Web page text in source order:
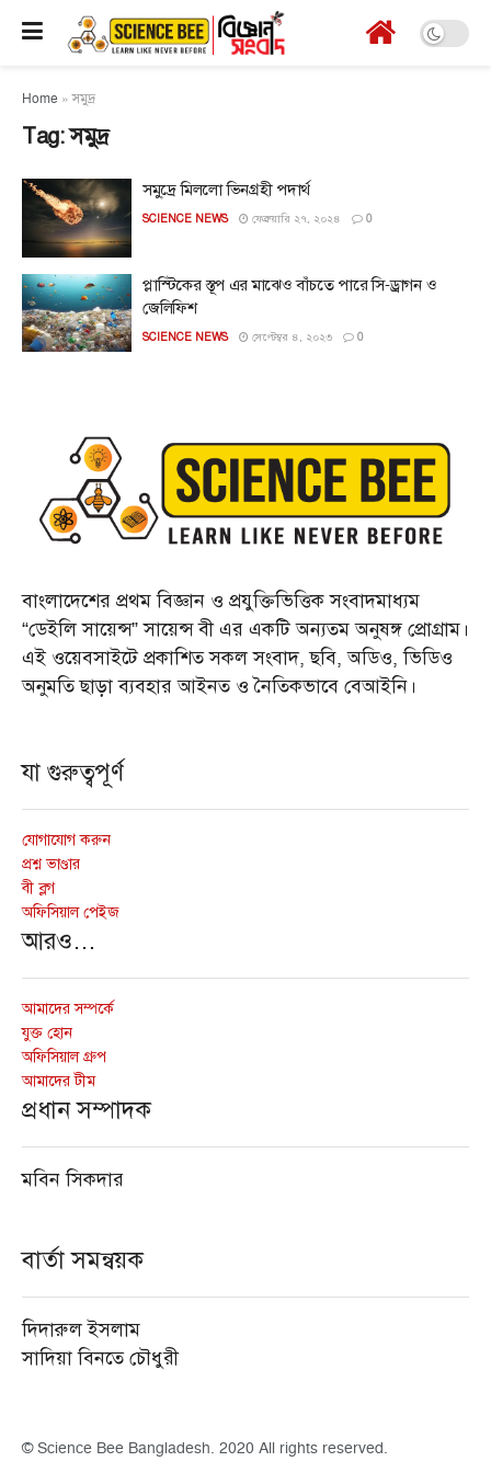
Home »সমুদ্র
Tag:সমুদ্র
সমু্দ্রে মিললো ভিনগ্রহী পদার্থ
SCIENCE NEWS ফেব্রুয়ারি ২৭, ২০২৪ 0
প্লাস্টিকের স্তূপ এর মাঝেও বাঁচতে পারে সি-ড্রাগন ও
জেলিফিশ
SCIENCE NEWS সেপ্টেম্বর ৪, ২০২৩ 0
বাংলাদেশের প্রথম বিজ্ঞান ও প্রযুক্তিভিত্তিক সংবাদমাধ্যম
“ডেইলি সায়েন্স” সায়েন্স বী এর একটি অন্যতম অনুষঙ্গ প্রোগ্রাম।
এই ওয়েবসাইটে প্রকাশিত সকল সংবাদ, ছবি, অডিও, ভিডিও
অনুমতি ছাড়া ব্যবহার আইনত ও নৈতিকভাবে বেআইনি।
যা গুরুত্বপূর্ণ
যোগাযোগ করুন
প্রশ্ন ভাণ্ডার
বী ব্লগ
অফিসিয়াল পেইজ
আরও…
আমাদের সম্পর্কে
যুক্ত হোন
অফিসিয়াল গ্রুপ
আমাদের টীম
প্রধান সম্পাদক
মবিন সিকদার
বার্তা সমন্বয়ক
দিদারুল ইসলাম
সাদিয়া বিনতে চৌধুরী
© Science Bee Bangladesh. 2020 All rights reserved.